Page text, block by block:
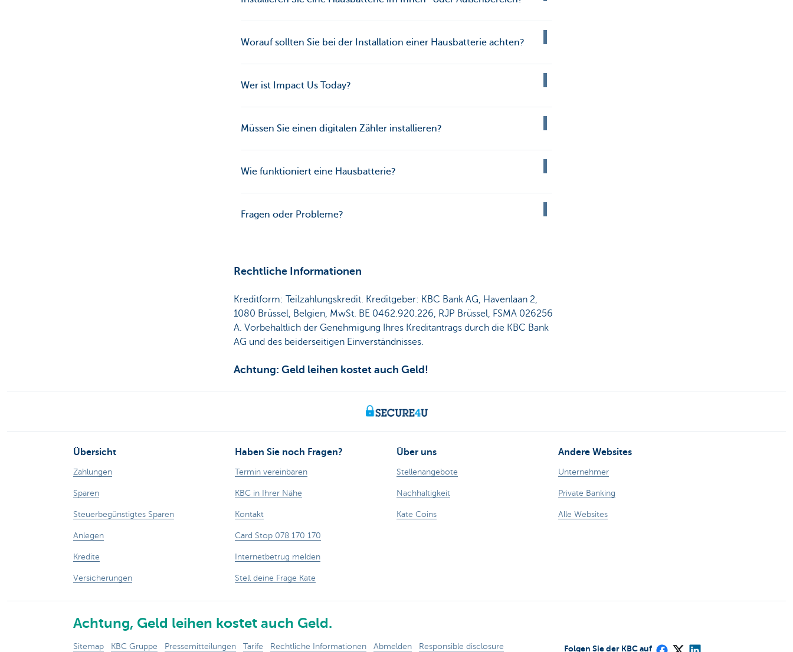
Worauf sollten Sie bei der Installation einer Hausbatterie achten?
Wer ist Impact Us Today?
Müssen Sie einen digitalen Zähler installieren?
Wie funktioniert eine Hausbatterie?
Fragen oder Probleme?
Rechtliche Informationen
Kreditform: Teilzahlungskredit. Kreditgeber: KBC Bank AG, Havenlaan 2,
1080 Brüssel, Belgien, MwSt. BE 0462.920.226, RJP Brüssel, FSMA 026256
A. Vorbehaltlich der Genehmigung Ihres Kreditantrags durch die KBC Bank
AG und des beiderseitigen Einverständnisses.
Achtung: Geld leihen kostet auch Geld!
Übersicht
Zahlungen
Sparen
Steuerbegünstigtes Sparen
Anlegen
Kredite
Versicherungen
Haben Sie noch Fragen?
Termin vereinbaren
KBC in Ihrer Nähe
Kontakt
Card Stop 078 170 170
Internetbetrug melden
Stell deine Frage Kate
Über uns
Stellenangebote
Nachhaltigkeit
Kate Coins
Andere Websites
Unternehmer
Private Banking
Alle Websites
Achtung, Geld leihen kostet auch Geld.
Sitemap KBC Gruppe Pressemitteilungen Tarife Rechtliche Informationen Abmelden Responsible disclosure Folgen Sie der KBC auf